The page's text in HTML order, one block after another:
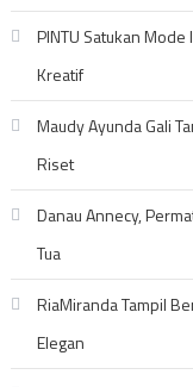
PINTU Satukan
Kreatif
Maudy Ayunda Gali
Riset
Danau Annecy,
Tua
RiaMiranda Tampil
Elegan